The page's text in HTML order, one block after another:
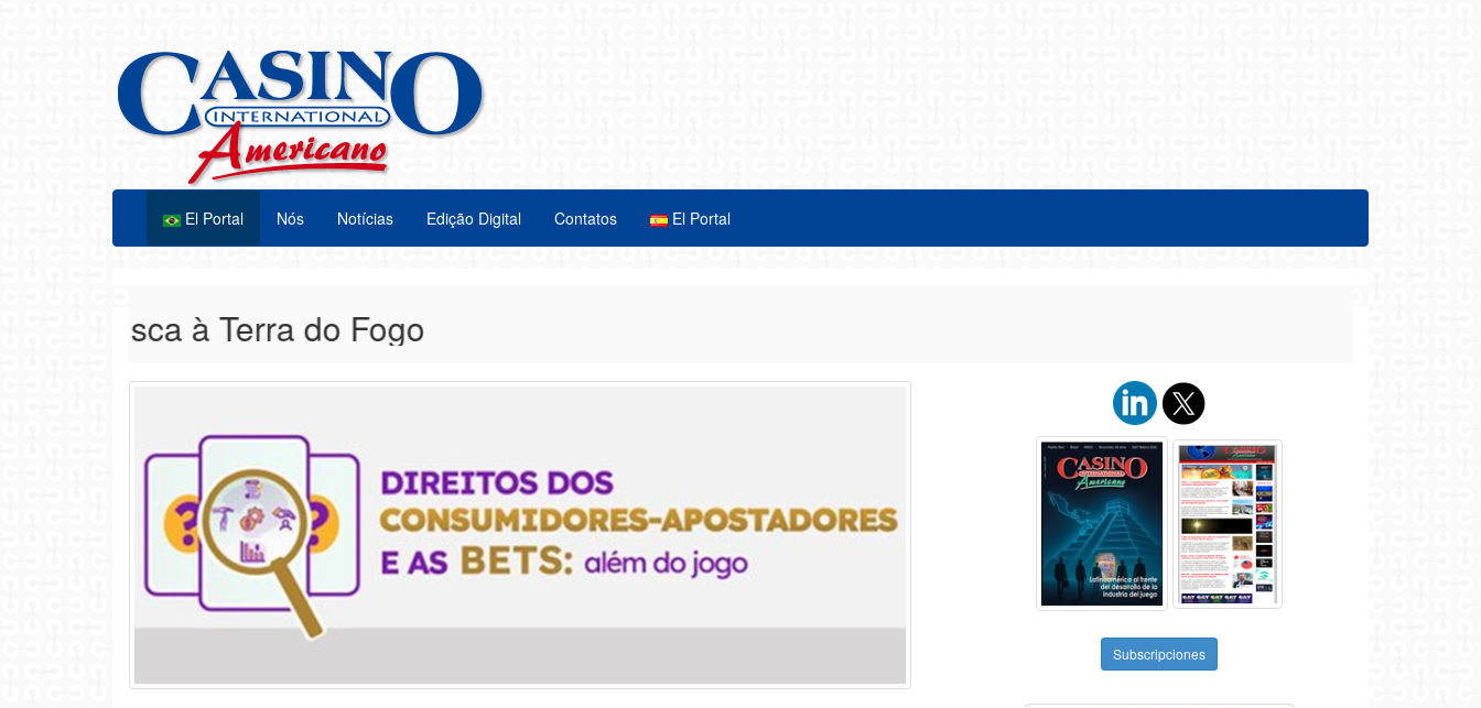
El Portal Nós Notícias Edição Digital Contatos El Portal
à Terra do Fogo
Subscripciones